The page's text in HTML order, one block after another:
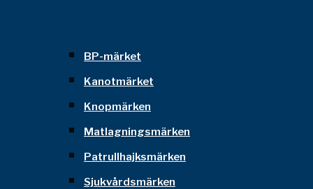
BP-märket
Kanotmärket
Knopmärken
Matlagningsmärken
Patrullhajksmärken
Sjukvårdsmärken